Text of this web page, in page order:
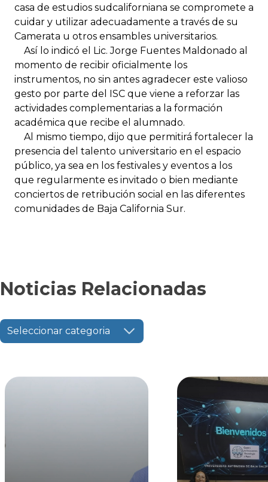
casa de estudios sudcaliforniana se compromete a
cuidar y utilizar adecuadamente a través de su
Camerata u otros ensambles universitarios.
Así lo indicó el Lic. Jorge Fuentes Maldonado al
momento de recibir oficialmente los
instrumentos, no sin antes agradecer este valioso
gesto por parte del ISC que viene a reforzar las
actividades complementarias a la formación
académica que recibe el alumnado.
Al mismo tiempo, dijo que permitirá fortalecer la
presencia del talento universitario en el espacio
público, ya sea en los festivales y eventos a los
que regularmente es invitado o bien mediante
conciertos de retribución social en las diferentes
comunidades de Baja California Sur.
Noticias Relacionadas
Seleccionar categoria